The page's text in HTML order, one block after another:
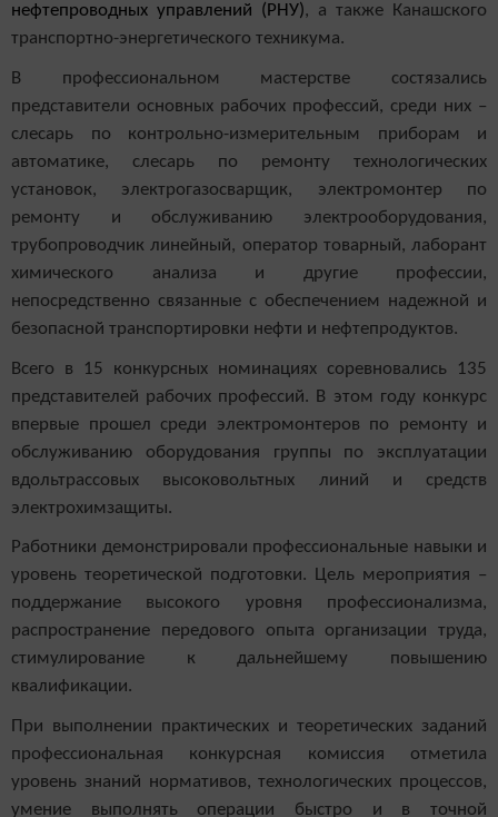
нефтепроводных управлений (РНУ), а также Канашского
транспортно-энергетического техникума.
В профессиональном мастерстве состязались
представители основных рабочих профессий, среди них –
слесарь по контрольно-измерительным приборам и
автоматике, слесарь по ремонту технологических
установок, электрогазосварщик, электромонтер по
ремонту и обслуживанию электрооборудования,
трубопроводчик линейный, оператор товарный, лаборант
химического анализа и другие профессии,
непосредственно связанные с обеспечением надежной и
безопасной транспортировки нефти и нефтепродуктов.
Всего в 15 конкурсных номинациях соревновались 135
представителей рабочих профессий. В этом году конкурс
впервые прошел среди электромонтеров по ремонту и
обслуживанию оборудования группы по эксплуатации
вдольтрассовых высоковольтных линий и средств
электрохимзащиты.
Работники демонстрировали профессиональные навыки и
уровень теоретической подготовки. Цель мероприятия –
поддержание высокого уровня профессионализма,
распространение передового опыта организации труда,
стимулирование к дальнейшему повышению
квалификации.
При выполнении практических и теоретических заданий
профессиональная конкурсная комиссия отметила
уровень знаний нормативов, технологических процессов,
умение выполнять операции быстро и в точной